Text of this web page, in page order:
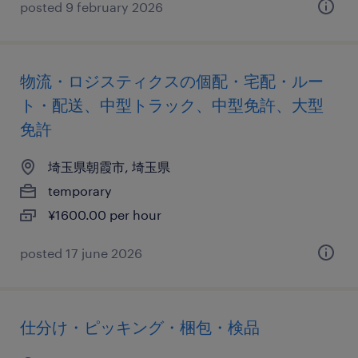
posted 9 february 2026
物流・ロジスティクスの個配・宅配・ルー
ト・配送、中型トラック、中型免許、大型
免許
埼玉県朝霞市, 埼玉県
temporary
¥1600.00 per hour
posted 17 june 2026
仕分け・ピッキング・梱包・検品